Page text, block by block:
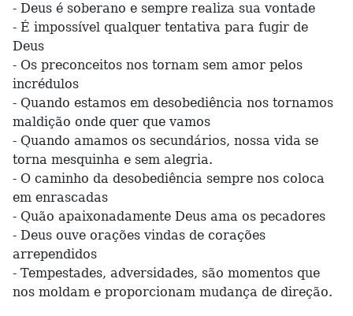
- Deus é soberano e sempre realiza sua vontade
- É impossível qualquer tentativa para fugir de
Deus
- Os preconceitos nos tornam sem amor pelos
incrédulos
- Quando estamos em desobediência nos tornamos
maldição onde quer que vamos
- Quando amamos os secundários, nossa vida se
torna mesquinha e sem alegria.
- O caminho da desobediência sempre nos coloca
em enrascadas
- Quão apaixonadamente Deus ama os pecadores
- Deus ouve orações vindas de corações
arrependidos
- Tempestades, adversidades, são momentos que
nos moldam e proporcionam mudança de direção.